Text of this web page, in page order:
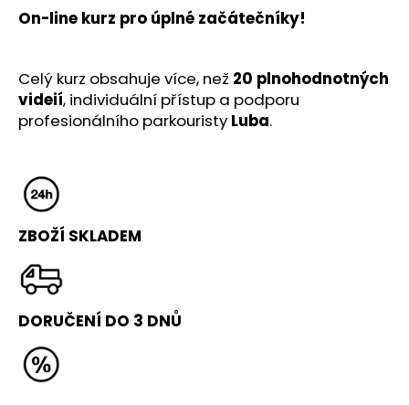
On-line kurz pro úplné začátečníky!
Celý kurz obsahuje více, než 20 plnohodnotných
videií, individuální přístup a podporu
profesionálního parkouristy Luba.
ZBOŽÍ SKLADEM
DORUČENÍ DO 3 DNŮ
u
m
e
BOX
3
490
Kč
Původně:
490
Kč